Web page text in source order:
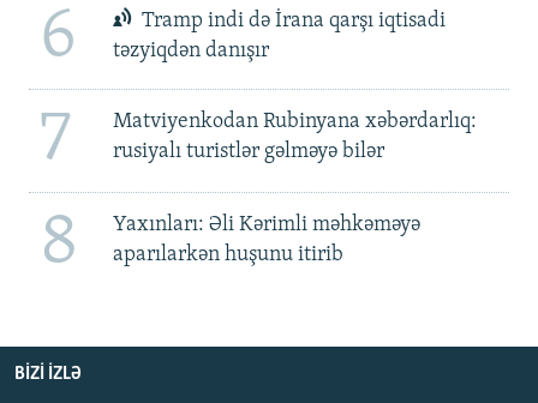
6
Tramp indi də İrana qarşı iqtisadi
təzyiqdən danışır
7
Matviyenkodan Rubinyana xəbərdarlıq:
rusiyalı turistlər gəlməyə bilər
8
Yaxınları: Əli Kərimli məhkəməyə
aparılarkən huşunu itirib
BIZI IZLƏ